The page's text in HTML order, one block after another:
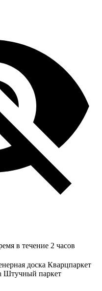
в течение 2 часов
доска Кварцпаркет
Штучный паркет